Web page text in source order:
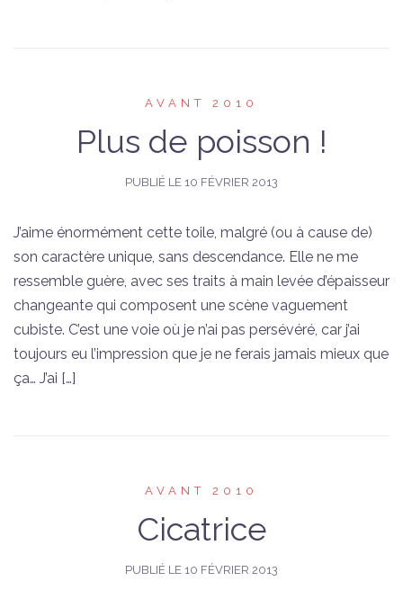
AVANT 2010
Plus de poisson !
PUBLIÉ LE 10 FÉVRIER 2013
J’aime énormément cette toile, malgré (ou à cause de)
son caractère unique, sans descendance. Elle ne me
ressemble guère, avec ses traits à main levée d’épaisseur
changeante qui composent une scène vaguement
cubiste. C’est une voie où je n’ai pas persévéré, car j’ai
toujours eu l’impression que je ne ferais jamais mieux que
ça… J’ai […]
AVANT 2010
Cicatrice
PUBLIÉ LE 10 FÉVRIER 2013